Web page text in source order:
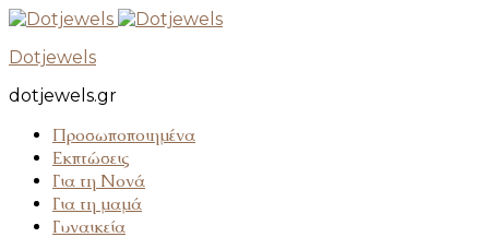
Dotjewels
dotjewels.gr
Προσωποποιημένα
Εκπτώσεις
Για τη Νονά
Για τη μαμά
Γυναικεία